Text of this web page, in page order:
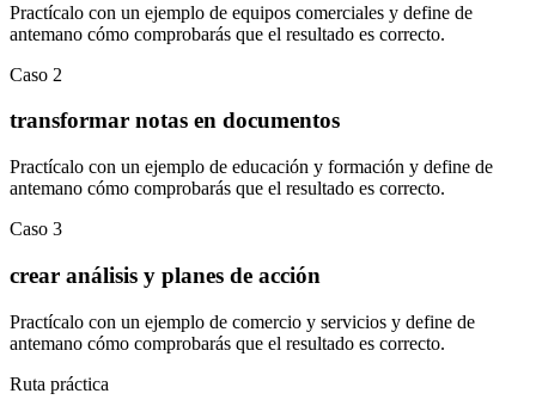
Practícalo con un ejemplo de equipos comerciales y define de
antemano cómo comprobarás que el resultado es correcto.
Caso 2
transformar notas en documentos
Practícalo con un ejemplo de educación y formación y define de
antemano cómo comprobarás que el resultado es correcto.
Caso 3
crear análisis y planes de acción
Practícalo con un ejemplo de comercio y servicios y define de
antemano cómo comprobarás que el resultado es correcto.
Ruta práctica